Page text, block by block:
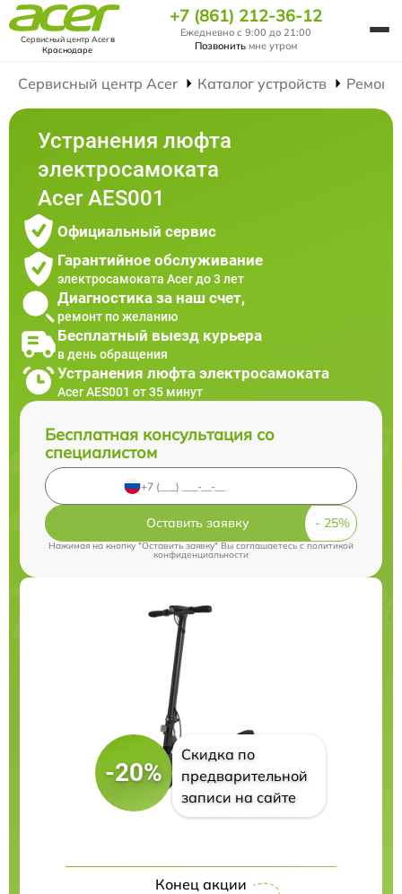
Сервисный центр Acerв
Краснодаре
+7 (861) 212-36-12
Ежедневно с 9:00 до 21:00
Позвонить мне утром
Сервисный центр Acer Каталог устройств Ремонт
Устранения люфта
электросамоката
Acer AES001
Официальный сервис
Гарантийное обслуживание
электросамоката Acer до 3 лет
Диагностика за наш счет,
ремонт по желанию
Бесплатный выезд курьера
в день обращения
Устранения люфта электросамоката
Acer AES001 от 35 минут
Бесплатная консультация со
специалистом
Оставить заявку
Нажимая на кнопку "Оставить заявку" Вы соглашаетесь cполитикой
конфиденциальности
-20%
Скидка по
предварительной
записи на сайте
Конец акции